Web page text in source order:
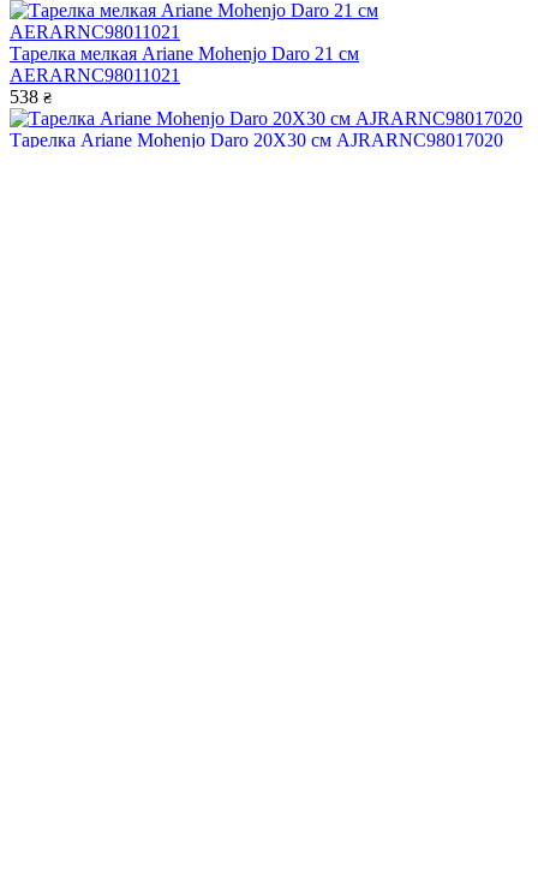
Тарелка мелкая Ariane Mohenjo Daro 21 см
AERARNC98011021
538 ₴
Тарелка Ariane Mohenjo Daro 20X30 см AJRARNC98017020